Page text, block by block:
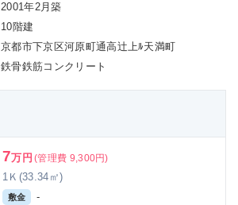
2001年2月築
10階建
京都市下京区河原町通高辻上ﾙ天満町
鉄骨鉄筋コンクリート
7万円 (管理費 9,300円)
1Ｋ(33.34㎡)
敷金 -